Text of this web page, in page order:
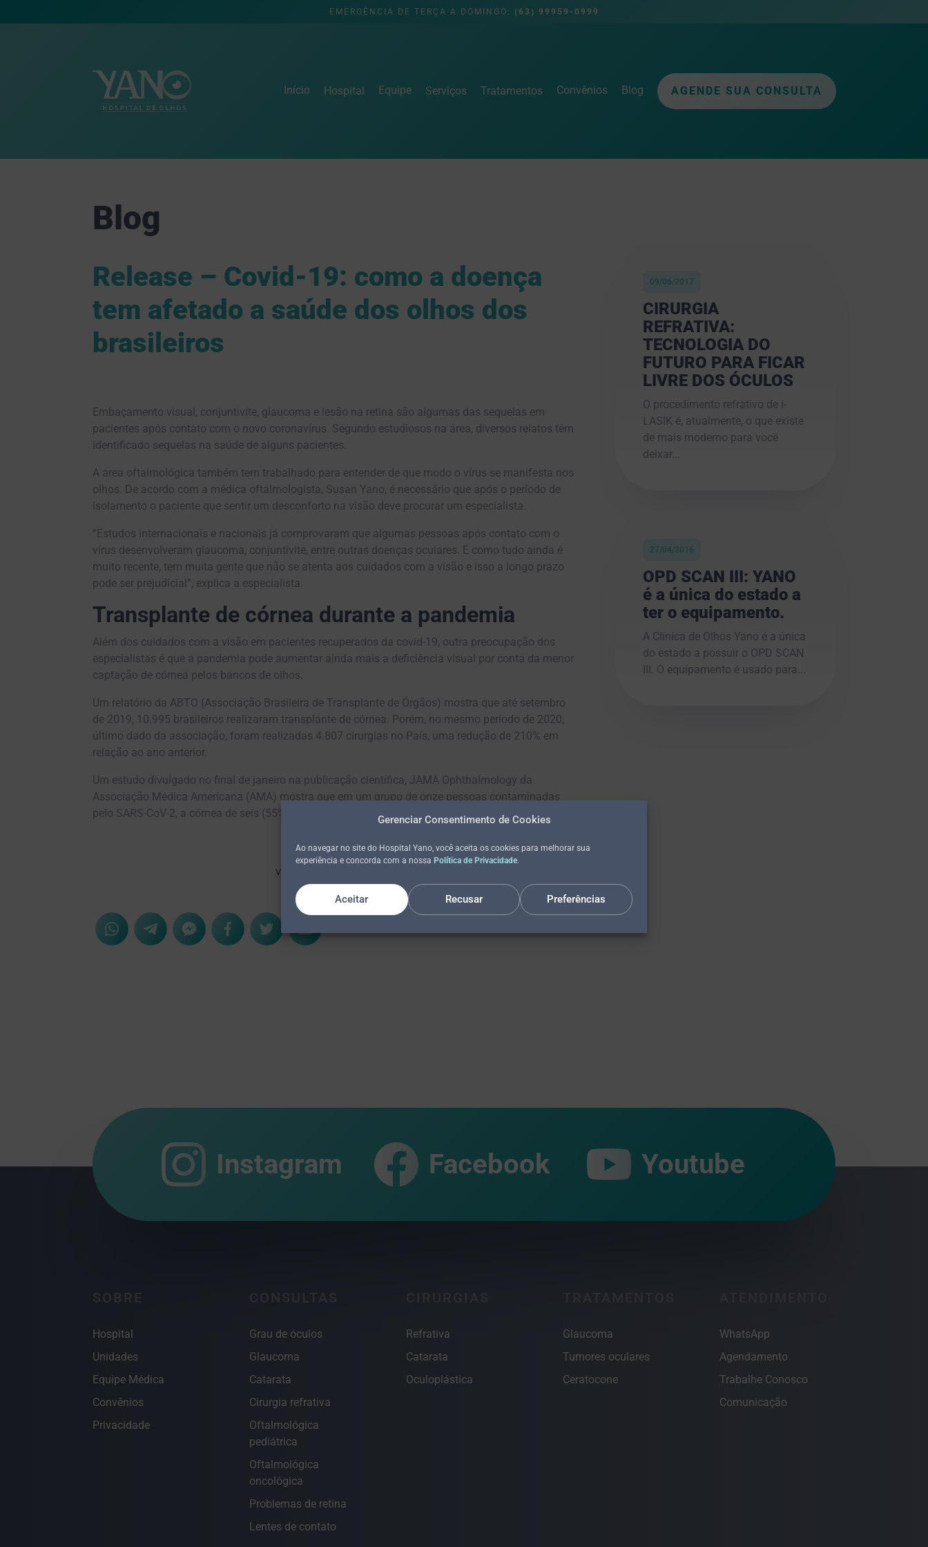
Gerenciar Consentimento de Cookies
Ao navegar no site do Hospital Yano, você aceita os cookies para melhorar sua
experiência e concorda com a nossa Política de Privacidade.
Aceitar Recusar Preferências
EMERGÊNCIA DE TERÇA A DOMINGO: (63) 99959-0999
Início Hospital Equipe Serviços Tratamentos Convênios Blog AGENDE SUA CONSULTA
Blog
Release – Covid-19: como a doença
tem afetado a saúde dos olhos dos
brasileiros
Embaçamento visual, conjuntivite, glaucoma e lesão na retina são algumas das sequelas em
pacientes após contato com o novo coronavírus. Segundo estudiosos na área, diversos relatos têm
identificado sequelas na saúde de alguns pacientes.
A área oftalmológica também tem trabalhado para entender de que modo o vírus se manifesta nos
olhos. De acordo com a médica oftalmologista, Susan Yano, é necessário que após o período de
isolamento o paciente que sentir um desconforto na visão deve procurar um especialista.
“Estudos internacionais e nacionais já comprovaram que algumas pessoas após contato com o
vírus desenvolveram glaucoma, conjuntivite, entre outras doenças oculares. E como tudo ainda é
muito recente, tem muita gente que não se atenta aos cuidados com a visão e isso a longo prazo
pode ser prejudicial”, explica a especialista.
Transplante de córnea durante a pandemia
Além dos cuidados com a visão em pacientes recuperados da covid-19, outra preocupação dos
especialistas é que a pandemia pode aumentar ainda mais a deficiência visual por conta da menor
captação de córnea pelos bancos de olhos.
Um relatório da ABTO (Associação Brasileira de Transplante de Órgãos) mostra que até setembro
de 2019, 10.995 brasileiros realizaram transplante de córnea. Porém, no mesmo período de 2020,
último dado da associação, foram realizadas 4.807 cirurgias no País, uma redução de 210% em
relação ao ano anterior.
Um estudo divulgado no final de janeiro na publicação científica, JAMA Ophthalmology da
Associação Médica Americana (AMA) mostra que em um grupo de onze pessoas contaminadas
pelo SARS-CoV-2, a córnea de seis (55%) apresentou o RNA genômico do vírus.
Na Mídia
Veiculação em portais de notícia
CIRURGIA
REFRATIVA:
TECNOLOGIA DO
FUTURO PARA FICAR
LIVRE DOS ÓCULOS
09/06/2017
O procedimento refrativo de i-
LASIK é, atualmente, o que existe
de mais moderno para você
deixar...
OPD SCAN III: YANO
é a única do estado a
ter o equipamento.
27/04/2016
A Clínica de Olhos Yano é a única
do estado a possuir o OPD SCAN
III. O equipamento é usado para...
Instagram Facebook Youtube
Hospital
Unidades
Equipe Médica
Convênios
Privacidade
Grau de óculos
Glaucoma
Catarata
Cirurgia refrativa
Oftalmológica
pediátrica
Oftalmológica
oncológica
Problemas de retina
Lentes de contato
Refrativa
Catarata
Oculoplástica
Glaucoma
Tumores oculares
Ceratocone
WhatsApp
Agendamento
Trabalhe Conosco
Comunicação